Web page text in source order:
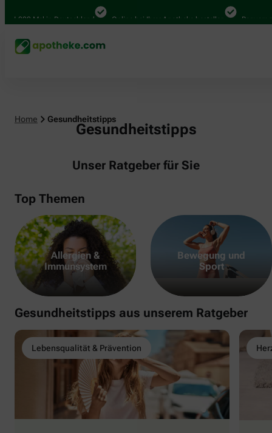
Mal in Deutschland Online bei Ihrer Apotheke bestellen Bequem
Home Gesundheitstipps
Gesundheitstipps
Unser Ratgeber für Sie
Top Themen
Allergien &
Immunsystem
Bewegung und
Sport
Gesundheitstipps aus unserem Ratgeber
Lebensqualität & Prävention